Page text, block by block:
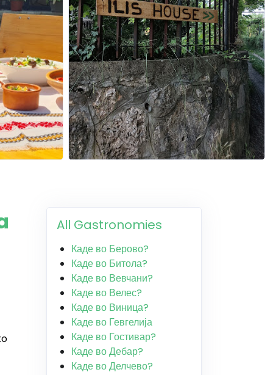
All Gastronomies
Каде во Берово?
Каде во Битола?
Каде во Вевчани?
Каде во Велес?
Каде во Виница?
Каде во Гевгелија
Каде во Гостивар?
Каде во Дебар?
Каде во Делчево?